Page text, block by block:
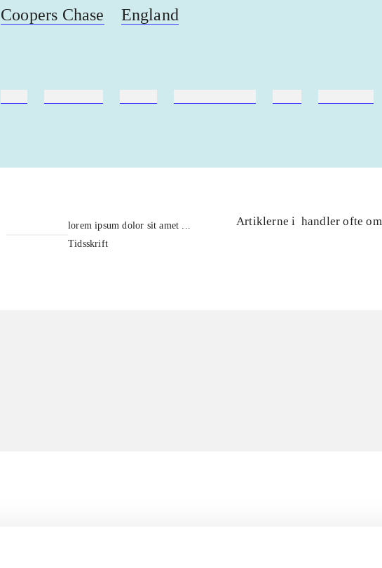
Coopers Chase England
lorem ipsum dolor sit amet ...
Tidsskrift
Artiklerne i handler ofte om